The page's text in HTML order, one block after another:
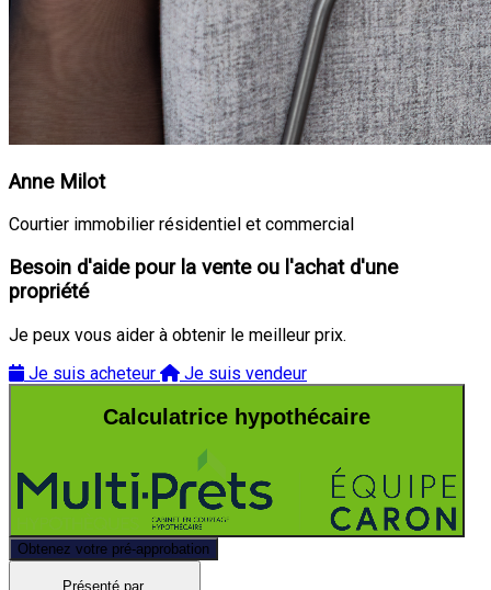
Anne Milot
Courtier immobilier résidentiel et commercial
Besoin d'aide pour la vente ou l'achat d'une
propriété
Je peux vous aider à obtenir le meilleur prix.
Je suis acheteur
Je suis vendeur
Calculatrice hypothécaire
Obtenez votre pré-approbation
Présenté par